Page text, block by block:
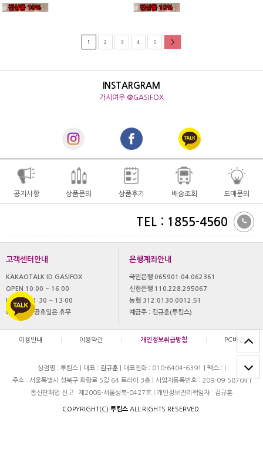
1 2 3 4 5
INSTARGRAM
가시여우 @GASIFOX
공지사항 상품문의 상품후기 배송조회 도매문의
TEL : 1855-4560
고객센터안내
KAKAOTALK ID GASIFOX
OPEN 10:00 ~ 16:00
LUNCH 11:30 ~ 13:00
OFF 토,일 공휴일은 휴무
은행계좌안내
국민은행 065901.04.062361
신한은행 110.228.295067
농협 312.0130.0012.51
예금주 : 김규훈(투킴스)
이용안내 이용약관 개인정보취급방침 PC버젼
상점명 : 투킴스 대표 : 김규훈 대표전화 : 010-6404-6391 팩스 :
주소 : 서울특별시 성북구 화랑로 5길 64 트라이 3층
사업자등록번호 : 209-09-58704 |
통신판매업 신고 : 제2008-서울성북-0427호
개인정보관리책임자 : 김규훈
COPYRIGHT(C) 투킴스 ALL RIGHTS RESERVED.